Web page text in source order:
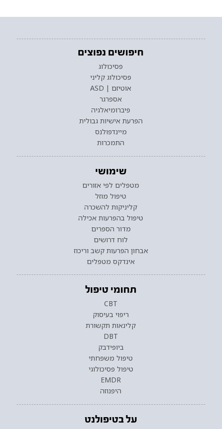
חיפושים נפוצים
פסיכולוג
פסיכולוג קליני
אוטיזם | ASD
אספרגר
פיברומיאלגיה
הפרעת אישיות גבולית
מיינדפולנס
התמכרות
שימושי
מטפלים לפי אזורים
טיפול מוזל
קליניקות להשכרה
טיפול בהפרעות אכילה
מדור הספרים
לוח דרושים
אבחון הפרעות קשב וריכוז
אינדקס מטפלים
תחומי טיפול
CBT
ריפוי בעיסוק
קלינאות תקשורת
DBT
ביופידבק
טיפול משפחתי
טיפול פסיכולוגי
EMDR
היפנוזה
על בטיפולנט